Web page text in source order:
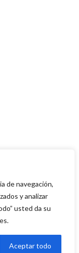
de navegación,
y analizar
usted da su
Aceptar todo